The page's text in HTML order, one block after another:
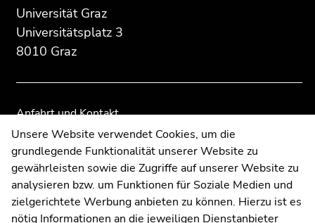
des
Seitenbereichs:
Zusatzinformationen:
Universität Graz
Universitätsplatz 3
8010 Graz
Anfahrt und Kontakt
Kommunikation und Öffentlichkeitsarbeit
Moodle
UNIGRAZonline
Impressum
Datenschutzerklärung
dieses
Seitenbereichs.
Übersicht
dieses
Seitenbereichs.
Übersicht
Unsere Website verwendet Cookies, um die
grundlegende Funktionalität unserer Website zu
gewährleisten sowie die Zugriffe auf unserer Website zu
analysieren bzw. um Funktionen für Soziale Medien und
zielgerichtete Werbung anbieten zu können. Hierzu ist es
nötig Informationen an die jeweiligen Dienstanbieter